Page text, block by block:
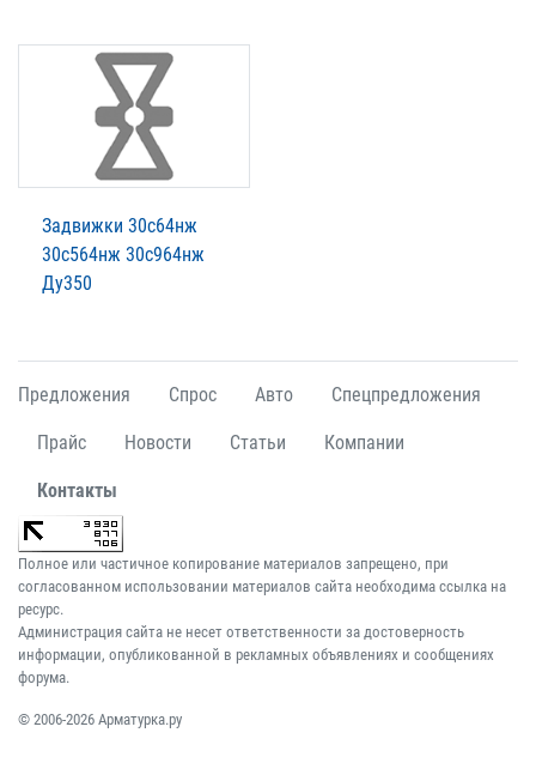
Задвижки 30с64нж
30с564нж 30с964нж
Ду350
Предложения Спрос Авто Спецпредложения
Прайс Новости Статьи Компании
Контакты
Полное или частичное копирование материалов запрещено, при
согласованном использовании материалов сайта необходима ссылка на
ресурс.
Администрация сайта не несет ответственности за достоверность
информации, опубликованной в рекламных объявлениях и сообщениях
форума.
© 2006-2026 Арматурка.ру